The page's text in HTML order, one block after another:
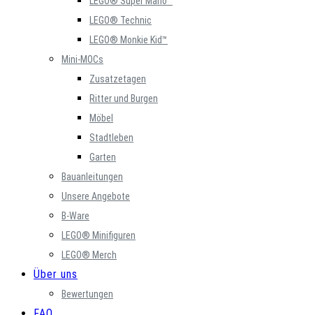
LEGO® Technic
LEGO® Monkie Kid™
Mini-MOCs
Zusatzetagen
Ritter und Burgen
Möbel
Stadtleben
Garten
Bauanleitungen
Unsere Angebote
B-Ware
LEGO® Minifiguren
LEGO® Merch
Über uns
Bewertungen